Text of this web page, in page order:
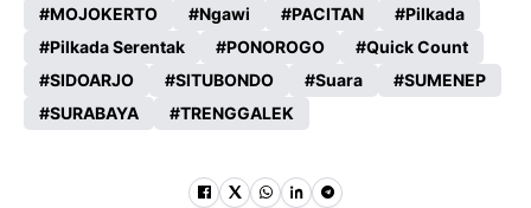
MOJOKERTO
Ngawi PACITAN
Pilkada
Pilkada Serentak
PONOROGO
Quick Count
SIDOARJO
SITUBONDO Suara
SUMENEP
SURABAYA
TRENGGALEK